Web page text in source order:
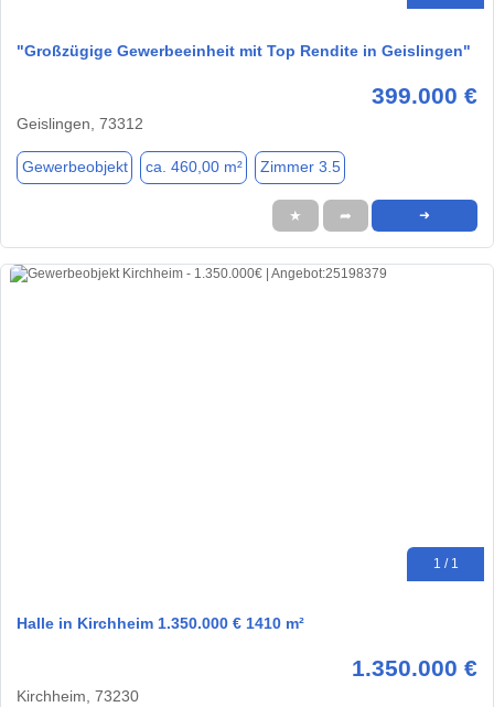
"Großzügige Gewerbeeinheit mit Top Rendite in Geislingen"
399.000 €
Geislingen, 73312
Gewerbeobjekt ca. 460,00 m² Zimmer 3.5
★ ➦ ➜
1 / 1
Halle in Kirchheim 1.350.000 € 1410 m²
1.350.000 €
Kirchheim, 73230